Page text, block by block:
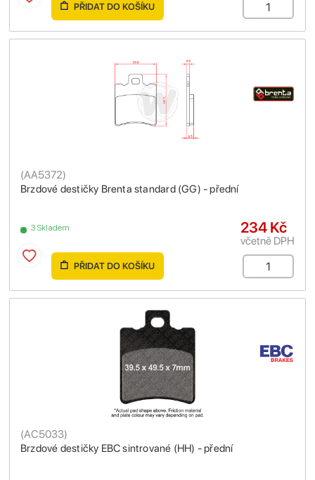
PŘIDAT DO KOŠÍKU
Brzdové destičky Brenta standard (GG) - přední
(AA5372)
3 Skladem 234 Kč
včetně DPH
PŘIDAT DO KOŠÍKU
Brzdové destičky EBC sintrované (HH) - přední
(AC5033)